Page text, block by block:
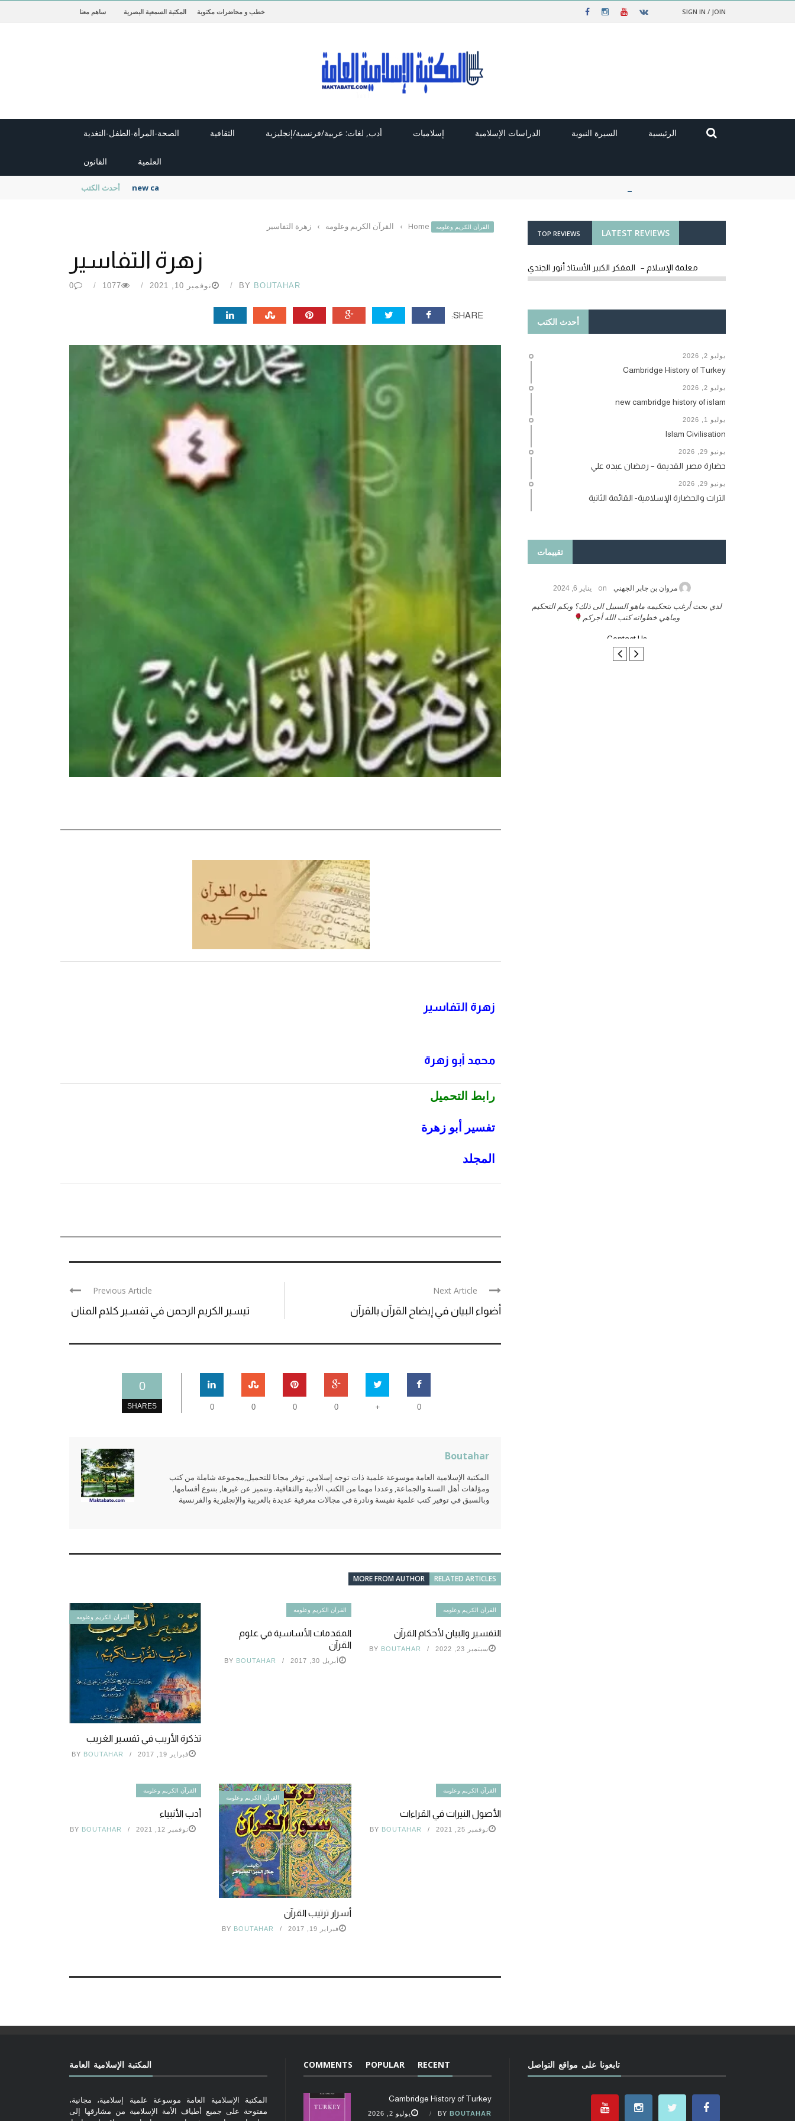
SIGN IN / JOIN خطب و محاضرات مكتوبة المكتبة السمعية البصرية ساهم معنا
الرئيسية السيرة النبوية الدراسات الإسلامية إسلاميات أدب, لغات: عربية/فرنسية/إنجليزية الثقافية الصحة-المرأة-الطفل-التغدية
العلمية القانون
أحدث الكتب new cambridge history of islam
القرآن الكريم وعلومه Home
› القرآن الكريم وعلومه › زهرة التفاسير
زهرة التفاسير
BY BOUTAHAR نوفمبر 10, 2021 1077
0
SHARE:
زهرة التفاسير
محمد أبو زهرة
رابط التحميل
تفسير أبو زهرة
المجلد
Previous Article
تيسير الكريم الرحمن في تفسير كلام المنان
Next Article
أضواء البيان في إيضاح القرآن بالقرآن
0
SHARES 0
+
0
0
0
0
Boutahar
المكتبة الإسلامية العامة موسوعة علمية ذات توجه إسلامي, توفر مجانا للتحميل,مجموعة شاملة من كتب
ومؤلفات أهل السنة والجماعة, وعددا مهما من الكتب الأدبية والثقافية. وتتميز عن غيرها, بتنوع أقسامها,
وبالسبق في توفير كتب علمية نفيسة ونادرة في مجالات معرفية عديدة بالعربية والإنجليزية والفرنسية
RELATED ARTICLES
MORE FROM AUTHOR
القرآن الكريم وعلومه
تذكرة الأريب في تفسير الغريب
فبراير 19, 2017 BY BOUTAHAR
القرآن الكريم وعلومه
المقدمات الأساسية في علوم
القرآن
أبريل 30, 2017 BY BOUTAHAR
القرآن الكريم وعلومه
التفسير والبيان لأحكام القرآن
سبتمبر 23, 2022 BY BOUTAHAR
القرآن الكريم وعلومه
أدب الأنبياء
نوفمبر 12, 2021 BY BOUTAHAR
القرآن الكريم وعلومه
أسرار ترتيب القرآن
فبراير 19, 2017 BY BOUTAHAR
القرآن الكريم وعلومه
الأصول النيرات في القراءات
نوفمبر 25, 2021 BY BOUTAHAR
LATEST REVIEWS
TOP REVIEWS
معلمة الإسلام – المفكر الكبير الأستاذ أنور الجندي
أحدث الكتب
يوليو 2, 2026
Cambridge History of Turkey
يوليو 2, 2026
new cambridge history of islam
يوليو 1, 2026
Islam Civilisation
يونيو 29, 2026
حضارة مصر القديمة – رمضان عبده علي
يونيو 29, 2026
التراث والحضارة الإسلامية- القائمة الثانية
تقييمات
مروان بن جابر الجهني on يناير 6, 2024
لدي بحث أرغب بتحكيمه ماهو السبيل الى ذلك؟ وبكم التحكيم
وماهي خطواته كتب الله أجركم
Contact Us
المكتبة الإسلامية العامة
المكتبة الإسلامية العامة موسوعة علمية إسلامية، مجانية،
مفتوحة على جميع أطياف الأمة الإسلامية من مشارقها إلى
RECENT
POPULAR
COMMENTS
Cambridge History of Turkey
BY BOUTAHAR يوليو 2, 2026
تابعونا على مواقع التواصل